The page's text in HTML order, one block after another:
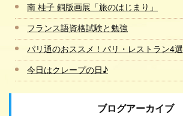
南 桂子 銅版画展「旅のはじまり」
フランス語資格試験と勉強
パリ通のおススメ！パリ・レストラン4選
今日はクレープの日♪
ブログアーカイブ